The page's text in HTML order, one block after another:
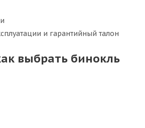
и гарантийный талон
выбрать бинокль